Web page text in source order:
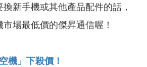
新手機或其他產品配件的話，
場最低價的傑昇通信喔！
機 」 下殺價！